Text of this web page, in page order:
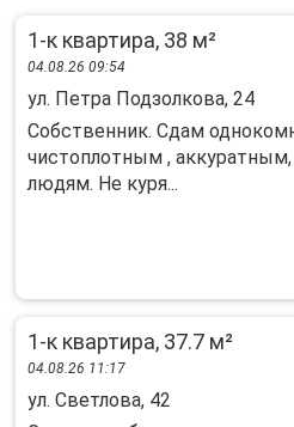
1-к квартира, 38 м²
04.08.26 09:54
ул. Петра Подзолкова, 24
Собcтвенник. Cдам
чистoплотным ,
людям. He куpя...
1-к квартира, 37.7 м²
04.08.26 11:17
ул. Светлова, 42